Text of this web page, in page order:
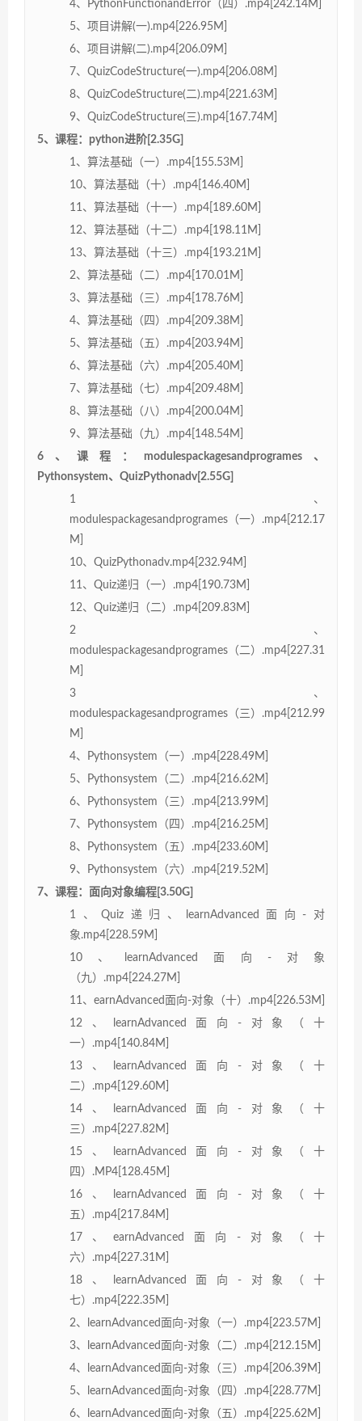
4、PythonFunctionandError（四）.mp4[242.14M]
5、项目讲解(一).mp4[226.95M]
6、项目讲解(二).mp4[206.09M]
7、QuizCodeStructure(一).mp4[206.08M]
8、QuizCodeStructure(二).mp4[221.63M]
9、QuizCodeStructure(三).mp4[167.74M]
5、课程：python进阶[2.35G]
1、算法基础（一）.mp4[155.53M]
10、算法基础（十）.mp4[146.40M]
11、算法基础（十一）.mp4[189.60M]
12、算法基础（十二）.mp4[198.11M]
13、算法基础（十三）.mp4[193.21M]
2、算法基础（二）.mp4[170.01M]
3、算法基础（三）.mp4[178.76M]
4、算法基础（四）.mp4[209.38M]
5、算法基础（五）.mp4[203.94M]
6、算法基础（六）.mp4[205.40M]
7、算法基础（七）.mp4[209.48M]
8、算法基础（八）.mp4[200.04M]
9、算法基础（九）.mp4[148.54M]
6、课程：modulespackagesandprogrames、
Pythonsystem、QuizPythonadv[2.55G]
1、
modulespackagesandprogrames（一）.mp4[212.17
M]
10、QuizPythonadv.mp4[232.94M]
11、Quiz递归（一）.mp4[190.73M]
12、Quiz递归（二）.mp4[209.83M]
2、
modulespackagesandprogrames（二）.mp4[227.31
M]
3、
modulespackagesandprogrames（三）.mp4[212.99
M]
4、Pythonsystem（一）.mp4[228.49M]
5、Pythonsystem（二）.mp4[216.62M]
6、Pythonsystem（三）.mp4[213.99M]
7、Pythonsystem（四）.mp4[216.25M]
8、Pythonsystem（五）.mp4[233.60M]
9、Pythonsystem（六）.mp4[219.52M]
7、课程：面向对象编程[3.50G]
1、Quiz递归、learnAdvanced面向-对
象.mp4[228.59M]
10、learnAdvanced面向-对象
（九）.mp4[224.27M]
11、earnAdvanced面向-对象（十）.mp4[226.53M]
12、learnAdvanced面向-对象（十
一）.mp4[140.84M]
13、learnAdvanced面向-对象（十
二）.mp4[129.60M]
14、learnAdvanced面向-对象（十
三）.mp4[227.82M]
15、learnAdvanced面向-对象（十
四）.MP4[128.45M]
16、learnAdvanced面向-对象（十
五）.mp4[217.84M]
17、earnAdvanced面向-对象（十
六）.mp4[227.31M]
18、learnAdvanced面向-对象（十
七）.mp4[222.35M]
2、learnAdvanced面向-对象（一）.mp4[223.57M]
3、learnAdvanced面向-对象（二）.mp4[212.15M]
4、learnAdvanced面向-对象（三）.mp4[206.39M]
5、learnAdvanced面向-对象（四）.mp4[228.77M]
6、learnAdvanced面向-对象（五）.mp4[225.62M]